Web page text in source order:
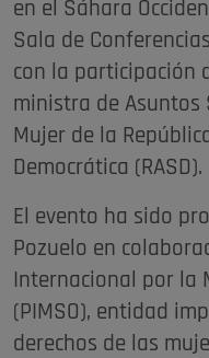
en el Sáhara
Sala de
con la participación
ministra de Asuntos
Mujer de la
Democrática (RASD).
El evento ha sido
Pozuelo en
Internacional por la
(PIMSO), entidad
derechos de las